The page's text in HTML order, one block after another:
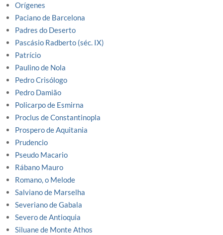
Orígenes
Paciano de Barcelona
Padres do Deserto
Pascásio Radberto (séc. IX)
Patrício
Paulino de Nola
Pedro Crisólogo
Pedro Damião
Policarpo de Esmirna
Proclus de Constantinopla
Prospero de Aquitania
Prudencio
Pseudo Macario
Rábano Mauro
Romano, o Melode
Salviano de Marselha
Severiano de Gabala
Severo de Antioquia
Siluane de Monte Athos